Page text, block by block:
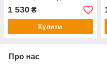
ім'ям Albina
1 530 ₴
Купити
Про нас